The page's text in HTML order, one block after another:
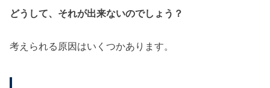
どうして、それが出来ないのでしょう？
考えられる原因はいくつかあります。